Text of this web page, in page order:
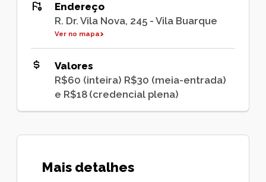
Endereço
R. Dr. Vila Nova, 245 - Vila Buarque
Ver no mapa
Valores
R$60 (inteira) R$30 (meia-entrada)
e R$18 (credencial plena)
Mais detalhes